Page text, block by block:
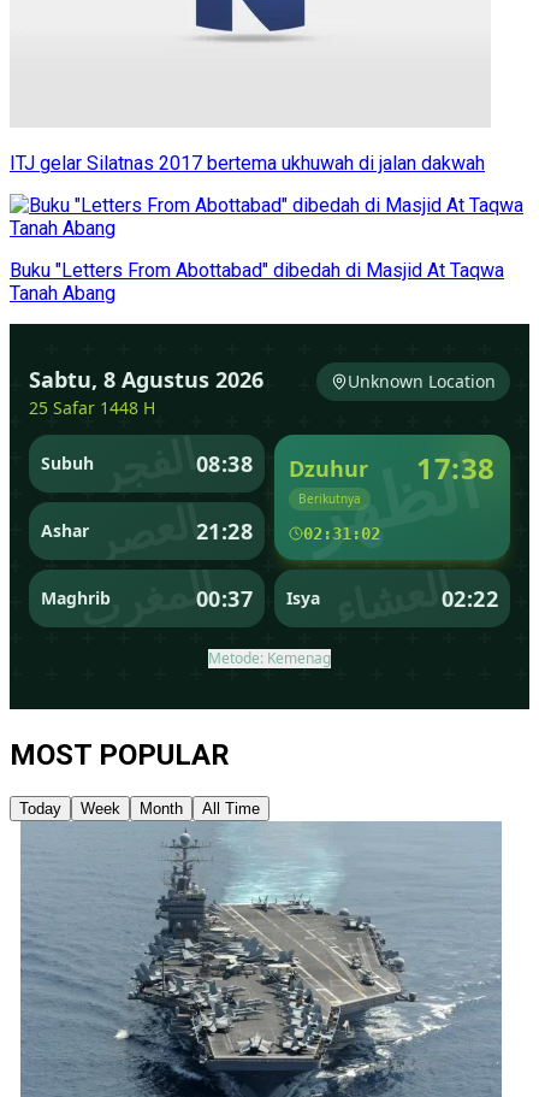
ITJ gelar Silatnas 2017 bertema ukhuwah di jalan dakwah
Buku "Letters From Abottabad" dibedah di Masjid At Taqwa
Tanah Abang
MOST POPULAR
Today Week Month All Time